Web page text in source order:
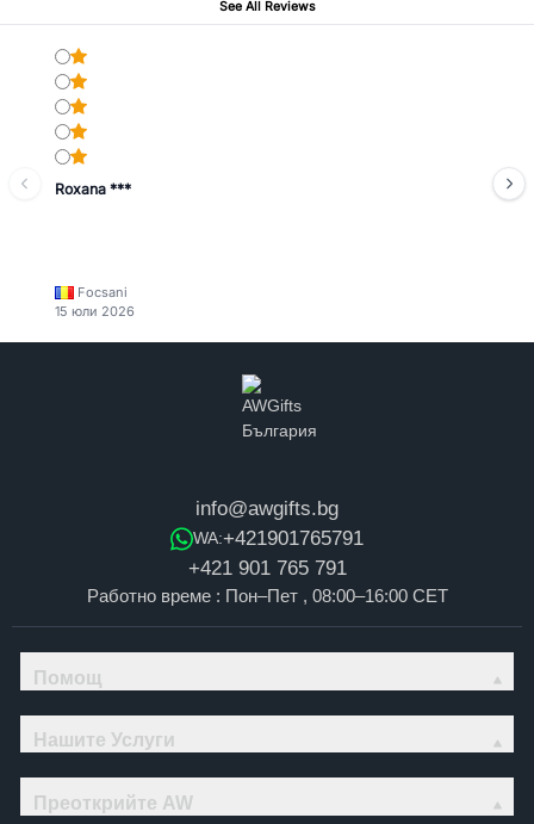
See All Reviews
Roxana ***
Focsani
15 юли 2026
info@awgifts.bg
WA:+421901765791
+421 901 765 791
Работно време : Пон–Пет , 08:00–16:00 CET
Помощ
Нашите Услуги
Преоткрийте AW